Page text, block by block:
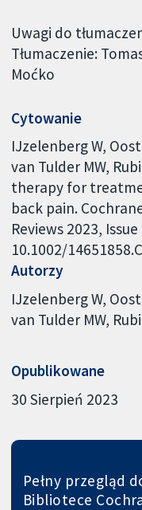
Uwagi do
Tłumaczenie:
Moćko
Cytowanie
IJzelenberg W,
van Tulder MW,
therapy for
back pain.
Reviews 2023,
10.1002/
Autorzy
IJzelenberg W
van Tulder MW
Opublikowane
30 Sierpień 2023
Pełny przegląd
Bibliotece